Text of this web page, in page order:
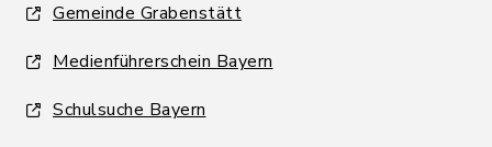
Gemeinde Grabenstätt
Medienführerschein Bayern
Schulsuche Bayern